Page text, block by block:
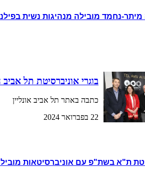
מיתר-נחמד מובילה מנהיגות נשית
בוגרי אוניברסיטת תל
כתבה באתר תל אביב אונליין
22 בפברואר 2024
ת"א בשת"פ עם אוניברסיטאות